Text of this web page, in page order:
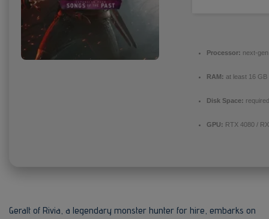
Processor: next-
RAM: at least 16
Disk Space:
GPU: RTX 4080 /
Geralt of Rivia, a legendary monster hunter for hire, embarks on